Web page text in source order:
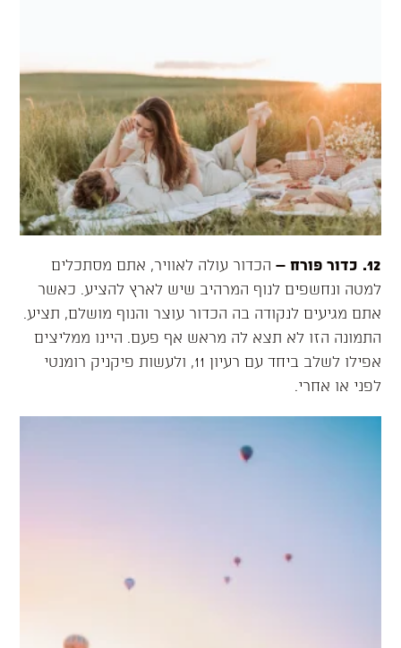
12. כדור פורח – הכדור עולה לאוויר, אתם מסתכלים
למטה ונחשפים לנוף המרהיב שיש לארץ להציע. כאשר
אתם מגיעים לנקודה בה הכדור עוצר והנוף מושלם, תציע.
התמונה הזו לא תצא לה מראש אף פעם. היינו ממליצים
אפילו לשלב ביחד עם רעיון 11, ולעשות פיקניק רומנטי
לפני או אחרי.